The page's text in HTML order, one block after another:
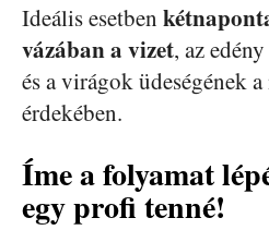
Ideális esetben
vázában a vizet, az
és a virágok üdeségének a
érdekében.
Íme a folyamat
egy profi tenné!